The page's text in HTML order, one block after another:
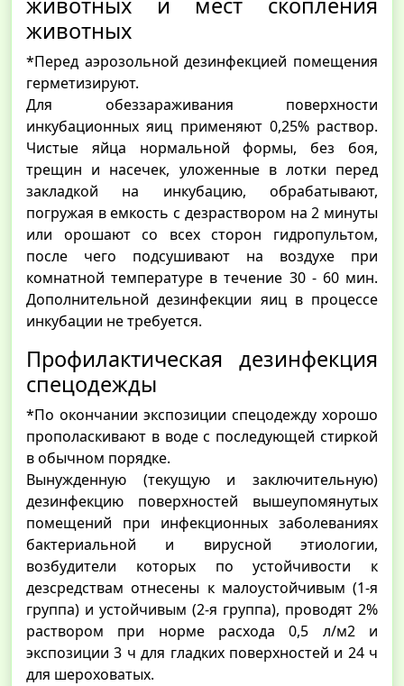
животных и мест скопления
животных
*Перед аэрозольной дезинфекцией помещения
герметизируют.
Для обеззараживания поверхности
инкубационных яиц применяют 0,25% раствор.
Чистые яйца нормальной формы, без боя,
трещин и насечек, уложенные в лотки перед
закладкой на инкубацию, обрабатывают,
погружая в емкость с дезраствором на 2 минуты
или орошают со всех сторон гидропультом,
после чего подсушивают на воздухе при
комнатной температуре в течение 30 - 60 мин.
Дополнительной дезинфекции яиц в процессе
инкубации не требуется.
Профилактическая дезинфекция
спецодежды
*По окончании экспозиции спецодежду хорошо
прополаскивают в воде с последующей стиркой
в обычном порядке.
Вынужденную (текущую и заключительную)
дезинфекцию поверхностей вышеупомянутых
помещений при инфекционных заболеваниях
бактериальной и вирусной этиологии,
возбудители которых по устойчивости к
дезсредствам отнесены к малоустойчивым (1-я
группа) и устойчивым (2-я группа), проводят 2%
раствором при норме расхода 0,5 л/м2 и
экспозиции 3 ч для гладких поверхностей и 24 ч
для шероховатых.